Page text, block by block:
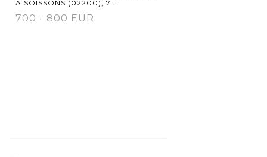
A SOISSONS (02200), 7...
700 - 800 EUR